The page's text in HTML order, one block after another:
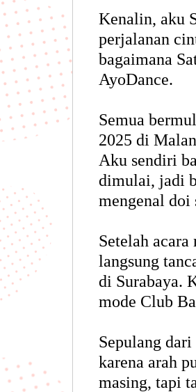
Kenalin, aku
perjalanan
bagaimana
AyoDance.
Semua
2025 di
Aku sendiri
dimulai, jadi
mengenal doi
Setelah
langsung
di Surabaya.
mode Club
Sepulang
karena arah
masing, tapi